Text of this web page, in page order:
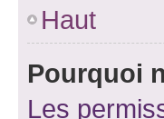
Haut
Pourquoi
Les